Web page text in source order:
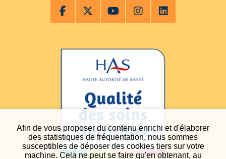
Afin de vous proposer du contenu enrichi et d'élaborer
des statistiques de fréquentation, nous sommes
susceptibles de déposer des cookies tiers sur votre
machine. Cela ne peut se faire qu'en obtenant, au